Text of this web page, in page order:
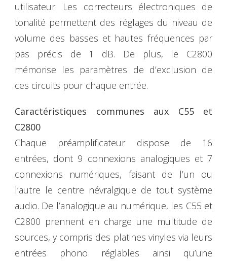
utilisateur. Les correcteurs électroniques de
tonalité permettent des réglages du niveau de
volume des basses et hautes fréquences par
pas précis de 1 dB. De plus, le C2800
mémorise les paramètres de d’exclusion de
ces circuits pour chaque entrée.
Caractéristiques communes aux C55 et
C2800
Chaque préamplificateur dispose de 16
entrées, dont 9 connexions analogiques et 7
connexions numériques, faisant de l’un ou
l’autre le centre névralgique de tout système
audio. De l’analogique au numérique, les C55 et
C2800 prennent en charge une multitude de
sources, y compris des platines vinyles via leurs
entrées phono réglables ainsi qu’une